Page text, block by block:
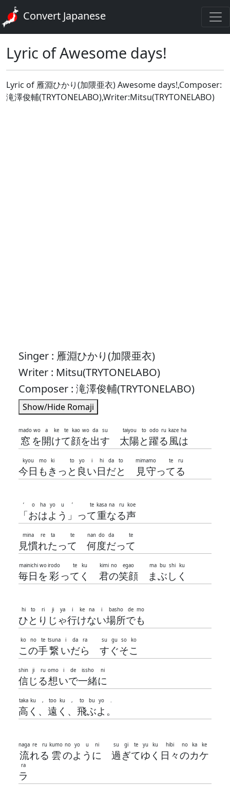
Convert Japanese
Lyric of Awesome days!
Lyric of 雁淵ひかり(加隈亜衣) Awesome days!,Composer:
滝澤俊輔(TRYTONELABO),Writer:Mitsu(TRYTONELABO)
Singer : 雁淵ひかり(加隈亜衣)
Writer : Mitsu(TRYTONELABO)
Composer : 滝澤俊輔(TRYTONELABO)
Show/Hide Romaji
窓
mado
を
wo
開
a
け
ke
て
te
顔
kao
を
wo
出
da
す
su
太陽
taiyou
と
to
躍
odo
る
ru
風
kaze
は
ha
今日
kyou
も
mo
き
ki
っと
to
良
yo
い
i
日
hi
だ
da
と
to
見守
mimamo
って
te
る
ru
「
‘
お
o
は
ha
よ
yo
う
u
」
’
って
te
重
kasa
な
na
る
ru
声
koe
見慣
mina
れ
re
た
ta
って
te
何
nan
度
do
だ
da
って
te
毎日
mainichi
を
wo
彩
irodo
って
te
く
ku
君
kimi
の
no
笑顔
egao
ま
ma
ぶ
bu
し
shi
く
ku
ひ
hi
と
to
り
ri
じ
ji
ゃ
ya
行
i
け
ke
な
na
い
i
場所
basho
で
de
も
mo
こ
ko
の
no
手
te
繋
tsuna
い
i
だ
da
ら
ra
す
su
ぐ
gu
そ
so
こ
ko
信
shin
じ
ji
る
ru
想
omo
い
i
で
de
一緒
issho
に
ni
高
taka
く
ku
、
,
遠
too
く
ku
、
,
飛
to
ぶ
bu
よ
yo
。
.
流
naga
れ
re
る
ru
雲
kumo
の
no
よ
yo
う
u
に
ni
過
su
ぎ
gi
て
te
ゆ
yu
く
ku
日々
hibi
の
no
カ
ka
ケ
ke
ラ
ra